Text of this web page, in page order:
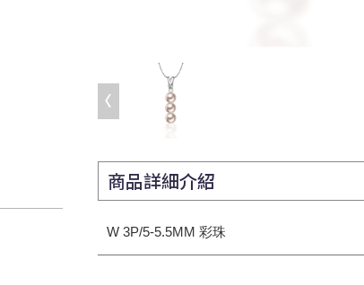
商品詳細介紹
W 3P/5-5.5MM 彩珠